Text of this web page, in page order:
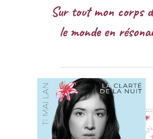
Sur tout mon corps
le monde en